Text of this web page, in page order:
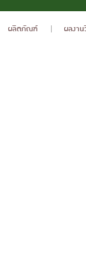
ผลิตภัณฑ์ ผลงา